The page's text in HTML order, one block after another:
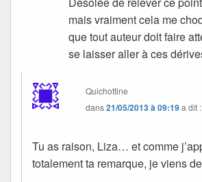
mais vraiment cela me
que tout auteur doit faire
se laisser aller à ces
Quichottine
dans21/05/2013 à 09:19a dit :
Tu as raison, Liza… et comme
totalement ta remarque, je viens